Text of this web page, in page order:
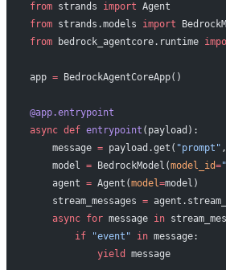
from strands import Agent
from strands.models import
from bedrock_agentcore.runtime
app = BedrockAgentCoreApp()
@app.entrypoint
async def entrypoint (payload):
    message
= payload.get( "prompt" ,
    model
= BedrockModel(model_id=
    agent
= Agent(model=model)
    stream_messages
=
    async
for message in
        if
"event" in message:
            yield
message